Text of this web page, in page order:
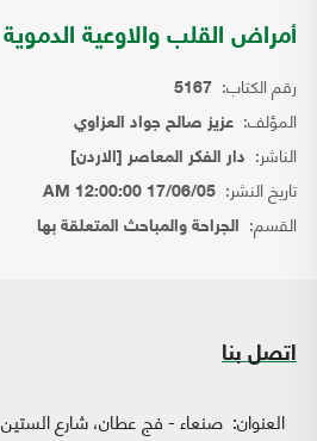
أمراض القلب والاوعية الدموية
رقم الكتاب: 5167
المؤلف: عزيز صالح جواد العزاوي
الناشر: دار الفكر المعاصر [الاردن]
تاريخ النشر: 17/06/05 12:00:00 AM
القسم: الجراحة والمباحث المتعلقة بها
اتصل بنا
العنوان: صنعاء - فج عطان، شارع الستين